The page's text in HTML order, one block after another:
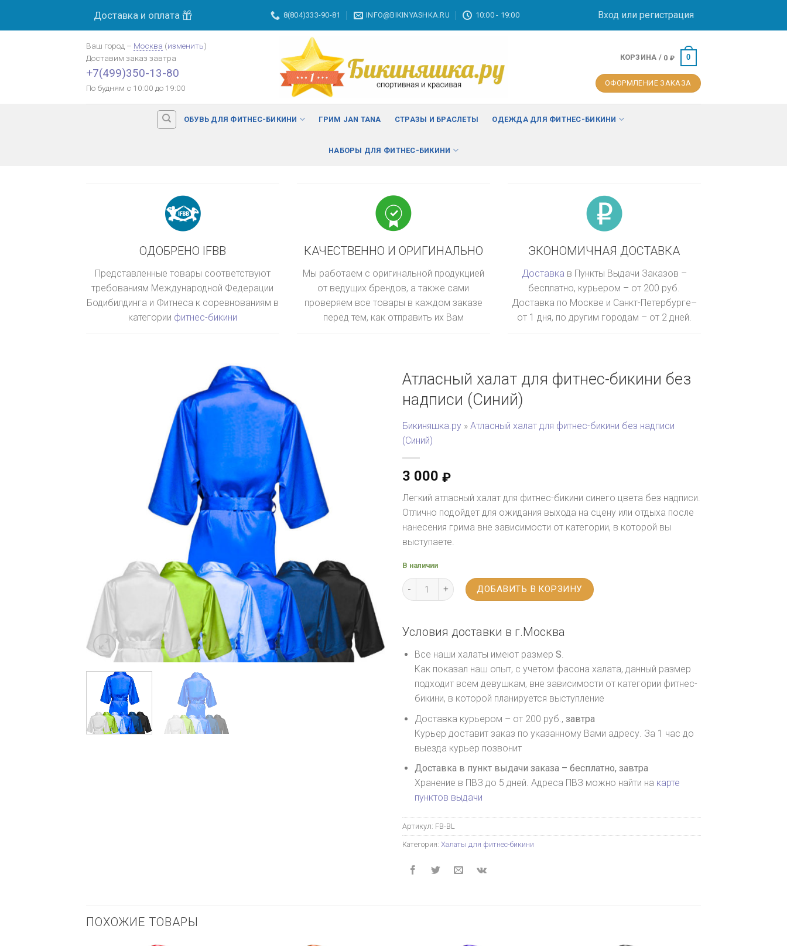
Доставка и оплата 8(804)333-90-81 INFO@BIKINYASHKA.RU 10:00 - 19:00 Вход или регистрация
Ваш город – Москва (изменить)
Доставим заказ завтра
+7(499)350-13-80
По будням с 10:00 до 19:00
КОРЗИНА / 0 ₽ 0
ОФОРМЛЕНИЕ ЗАКАЗА
ОБУВЬ ДЛЯ ФИТНЕС-БИКИНИ ГРИМ JAN TANA СТРАЗЫ И БРАСЛЕТЫ ОДЕЖДА ДЛЯ ФИТНЕС-БИКИНИ
НАБОРЫ ДЛЯ ФИТНЕС-БИКИНИ
ОДОБРЕНО IFBB
Представленные товары соответствуют
требованиям Международной Федерации
Бодибилдинга и Фитнеса к соревнованиям в
категории фитнес-бикини
КАЧЕСТВЕННО И ОРИГИНАЛЬНО
Мы работаем с оригинальной продукцией
от ведущих брендов, а также сами
проверяем все товары в каждом заказе
перед тем, как отправить их Вам
ЭКОНОМИЧНАЯ ДОСТАВКА
Доставка в Пункты Выдачи Заказов –
бесплатно, курьером – от 200 руб.
Доставка по Москве и Санкт-Петербурге–
от 1 дня, по другим городам – от 2 дней.
Атласный халат для фитнес-бикини без
надписи (Синий)
Бикиняшка.ру » Атласный халат для фитнес-бикини без надписи
(Синий)
3 000 ₽
Легкий атласный халат для фитнес-бикини синего цвета без надписи.
Отлично подойдет для ожидания выхода на сцену или отдыха после
нанесения грима вне зависимости от категории, в которой вы
выступаете.
В наличии
ДОБАВИТЬ В КОРЗИНУ
МОСКВА изменить
Оплата картой банка
Условия доставки в г.Москва
Все наши халаты имеют размер S.
Как показал наш опыт, с учетом фасона халата, данный размер
подходит всем девушкам, вне зависимости от категории фитнес-
бикини, в которой планируется выступление
Доставка курьером – от 200 руб., завтра
Курьер доставит заказ по указанному Вами адресу. За 1 час до
выезда курьер позвонит
Доставка в пункт выдачи заказа – бесплатно, завтра
Хранение в ПВЗ до 5 дней. Адреса ПВЗ можно найти на карте
пунктов выдачи
Артикул: FB-BL
Категория: Халаты для фитнес-бикини
ПОХОЖИЕ ТОВАРЫ